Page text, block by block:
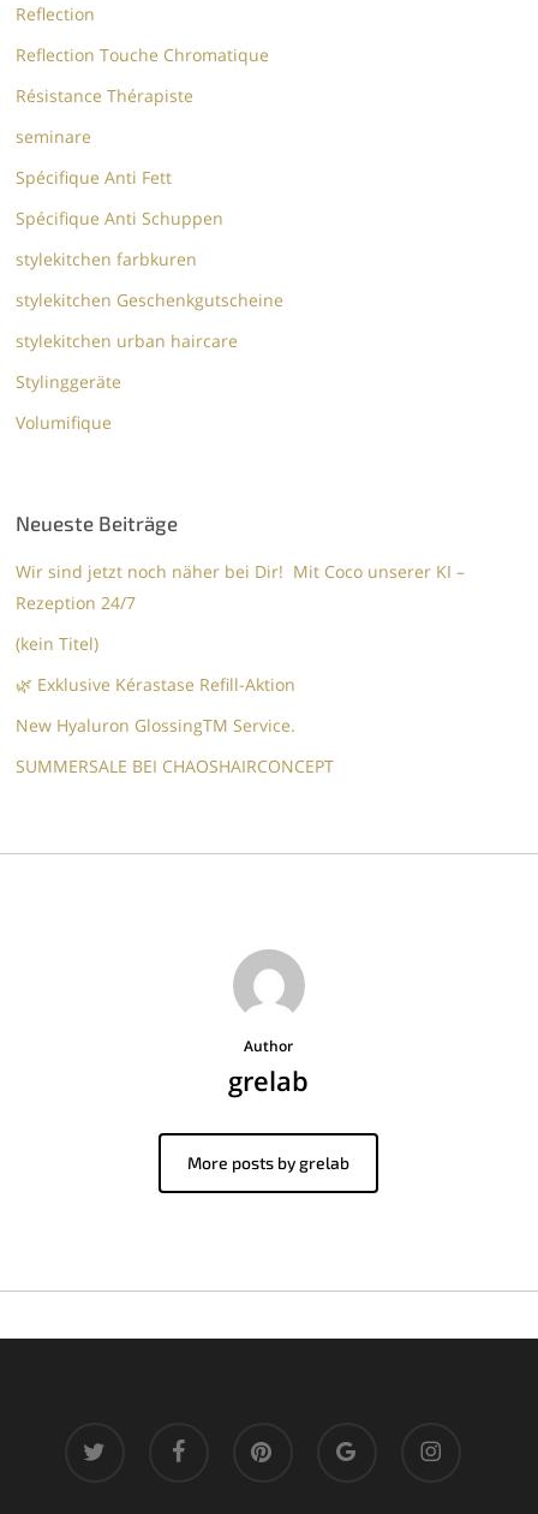
Reflection
Reflection Touche Chromatique
Résistance Thérapiste
seminare
Spécifique Anti Fett
Spécifique Anti Schuppen
stylekitchen farbkuren
stylekitchen Geschenkgutscheine
stylekitchen urban haircare
Stylinggeräte
Volumifique
Neueste Beiträge
Wir sind jetzt noch näher bei Dir! Mit Coco unserer KI –
Rezeption 24/7
(kein Titel)
🌿 Exklusive Kérastase Refill-Aktion
New Hyaluron GlossingTM​ Service.​
SUMMERSALE BEI CHAOSHAIRCONCEPT
Author
grelab
More posts by grelab
plus